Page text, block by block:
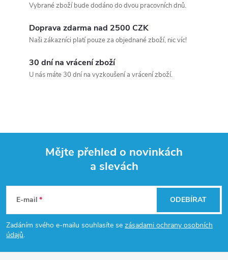
Vybrané zboží bude dodáno do dvou pracovních dnů.
Doprava zdarma nad 2500 CZK
Naši zákazníci platí pouze za objednané zboží, nic víc!
30 dní na vrácení zboží
U nás máte 30 dní na vyzkoušení a vrácení zboží.
p
a
Mějte přehled o novinkách
a slevách
E-mail
Zadáním svého e-mailu souhlasíte se zásadami ochrany osobních
údajů.
ODEBÍRAT